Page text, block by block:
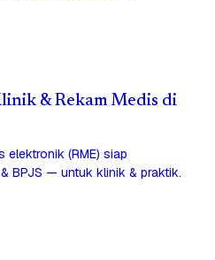
& Rekam Medis di
elektronik (RME) siap
& BPJS — untuk klinik & praktik.